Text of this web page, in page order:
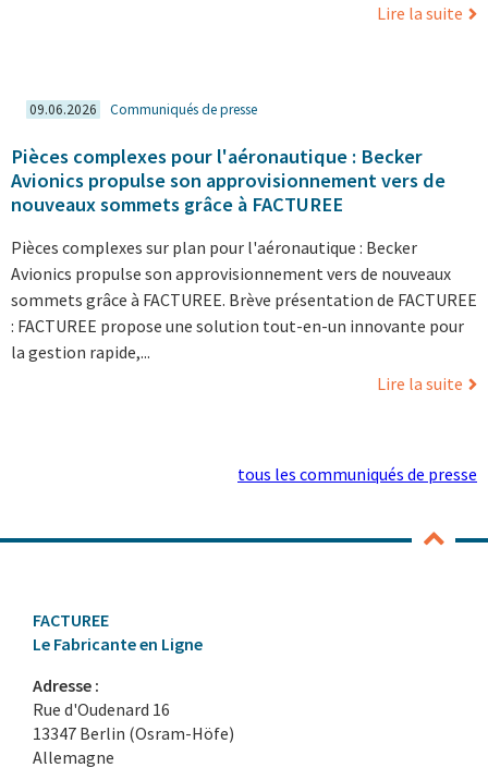
Lire la suite
09.06.2026 Communiqués de presse
Pièces complexes pour l'aéronautique : Becker
Avionics propulse son approvisionnement vers de
nouveaux sommets grâce à FACTUREE
Pièces complexes sur plan pour l'aéronautique : Becker
Avionics propulse son approvisionnement vers de nouveaux
sommets grâce à FACTUREE. Brève présentation de FACTUREE
: FACTUREE propose une solution tout-en-un innovante pour
la gestion rapide,...
Lire la suite
tous les communiqués de presse
FACTUREE
Le Fabricante en Ligne
Adresse :
Rue d'Oudenard 16
13347 Berlin (Osram-Höfe)
Allemagne